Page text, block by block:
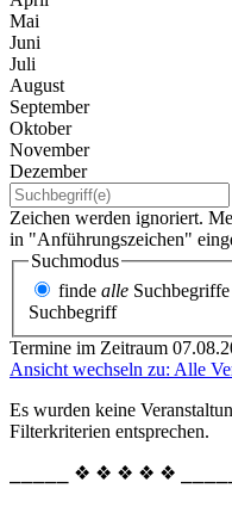
Mai
Juni
Juli
August
September
Oktober
November
Dezember
Zeichen werden ignoriert.
in "Anführungszeichen"
Suchmodus
finde alle Suchbegriffe
Suchbegriff
Termine im Zeitraum
Ansicht wechseln zu: Alle
Es wurden keine
Filterkriterien entsprechen.
⎯⎯⎯⎯⎯ ❖ ❖ ❖ ❖ ❖ ⎯⎯⎯⎯⎯